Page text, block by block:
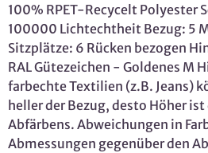
100% RPET-Recycelt Polyester
100000 Lichtechtheit Bezug: 5
Sitzplätze: 6 Rücken bezogen
RAL Gütezeichen - Goldenes M
farbechte Textilien (z.B. Jeans)
heller der Bezug, desto Höher ist
Abfärbens. Abweichungen in
Abmessungen gegenüber den